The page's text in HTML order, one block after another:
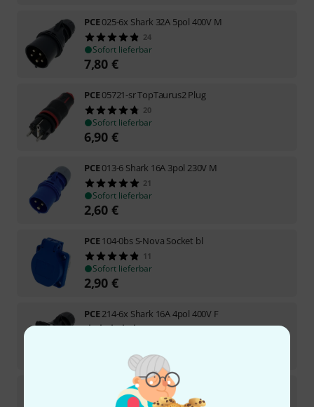
PCE025-6x Shark 32A 5pol 400V M
24
Sofort lieferbar
7,80 €
PCE05721-sr TopTaurus2 Plug
20
Sofort lieferbar
6,90 €
PCE013-6 Shark 16A 3pol 230V M
21
Sofort lieferbar
2,60 €
PCE104-0bs S-Nova Socket bl
11
Sofort lieferbar
2,90 €
PCE214-6x Shark 16A 4pol 400V F
4
104-0ss S-Nova Socket bk